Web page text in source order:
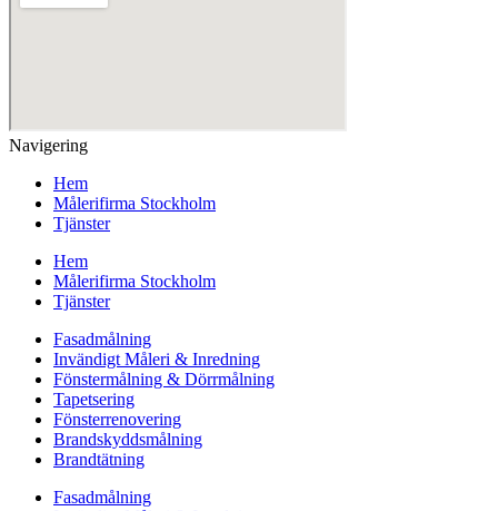
Navigering
Hem
Målerifirma Stockholm
Tjänster
Hem
Målerifirma Stockholm
Tjänster
Fasadmålning
Invändigt Måleri & Inredning
Fönstermålning & Dörrmålning
Tapetsering
Fönsterrenovering
Brandskyddsmålning
Brandtätning
Fasadmålning